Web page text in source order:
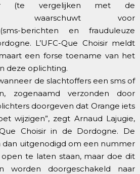
(te vergelijken met de
waarschuwt voor
berichten en frauduleuze
L’UFC-Que Choisir meldt
een forse toename van het
deze oplichting.
de slachtoffers een sms of
zogenaamd verzonden door
doorgeven dat Orange iets
wijzigen”, zegt Arnaud Lajugie,
Choisir in de Dordogne. De
dan uitgenodigd om een nummer
te laten staan, maar doe dit
worden doorgeschakeld naar